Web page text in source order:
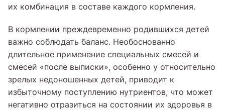
их комбинация в составе каждого кормления.
В кормлении преждевременно родившихся детей
важно соблюдать баланс. Необоснованно
длительное применение специальных смесей и
смесей «после выписки», особенно у относительно
зрелых недоношенных детей, приводит к
избыточному поступлению нутриентов, что может
негативно отразиться на состоянии их здоровья в